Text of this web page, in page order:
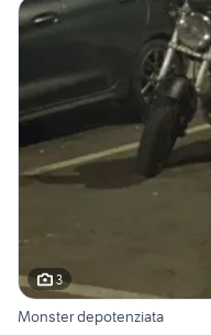
3
Monster depotenziata